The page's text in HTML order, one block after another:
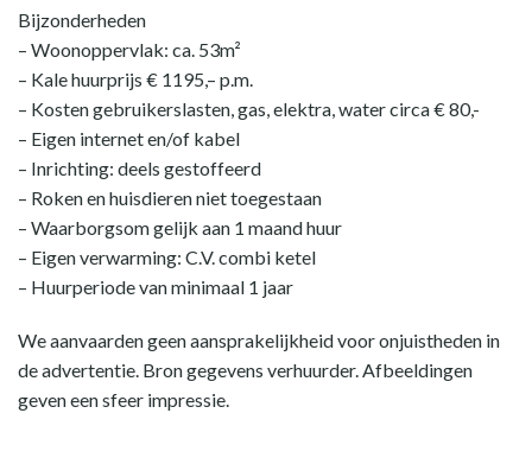
Bijzonderheden
– Woonoppervlak: ca. 53m²
– Kale huurprijs € 1195,– p.m.
– Kosten gebruikerslasten, gas, elektra, water circa € 80,-
– Eigen internet en/of kabel
– Inrichting: deels gestoffeerd
– Roken en huisdieren niet toegestaan
– Waarborgsom gelijk aan 1 maand huur
– Eigen verwarming: C.V. combi ketel
– Huurperiode van minimaal 1 jaar
We aanvaarden geen aansprakelijkheid voor onjuistheden in
de advertentie. Bron gegevens verhuurder. Afbeeldingen
geven een sfeer impressie.